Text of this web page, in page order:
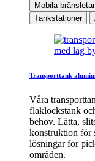
Mobila
Tankstationer
Transporttank
Våra
flaklockstank
behov. Lätta,
konstruktion för
lösningar för
områden.